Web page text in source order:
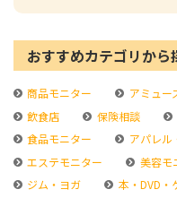
おすすめカテゴリから
商品モニター アミュー
飲食店
保険相談
食品モニター
アパレル
エステモニター
美容モ
ジム・ヨガ
本・DVD・